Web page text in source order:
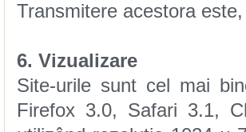
Transmitere acestora
6. Vizualizare